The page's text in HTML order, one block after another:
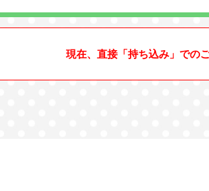
現在、直接「持ち込み」での